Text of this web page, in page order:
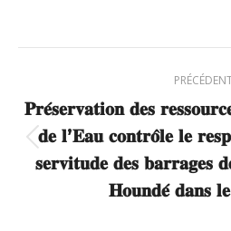
X
article
:
𝐏𝐫𝐞́𝐬𝐞𝐫𝐯𝐚𝐭𝐢𝐨𝐧 𝐝𝐞𝐬
𝐝𝐞 𝐥’𝐄𝐚𝐮 𝐜𝐨𝐧𝐭𝐫𝐨̂𝐥𝐞 𝐥𝐞
𝐬𝐞𝐫𝐯𝐢𝐭𝐮𝐝𝐞 𝐝𝐞𝐬 𝐛𝐚𝐫𝐫𝐚𝐠𝐞𝐬
𝐇𝐨𝐮𝐧𝐝𝐞́ 𝐝𝐚𝐧𝐬